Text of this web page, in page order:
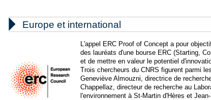
 Europe et international
L'appel ERC Proof of Concept a pour
des lauréats d'une bourse ERC (Starting,
et de mettre en valeur le potentiel
Trois chercheurs du CNRS figurent parmi les
Geneviève Almouzni, directrice de
Chappellaz, directeur de recherche au
l'environnement à St-Martin d'Hères et